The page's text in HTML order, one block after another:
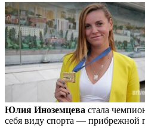
Юлия Иноземцева стала
себя виду спорта — прибрежной